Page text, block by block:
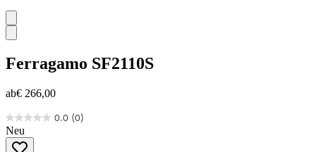
Ferragamo SF2110S
ab€ 266,00
0.0 (0)
0.0
von
Neu